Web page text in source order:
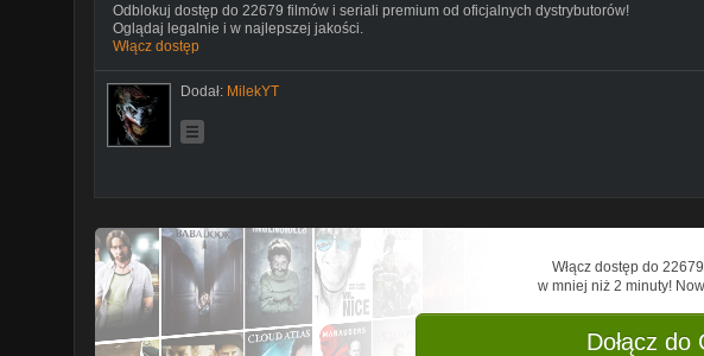
Odblokuj dostęp do 22679 filmów i seriali premium od oficjalnych dystrybutorów!
Oglądaj legalnie i w najlepszej jakości.
Włącz dostęp
Dodał: MilekYT
Włącz dostęp do
w mniej niż 2 minuty!
Dołącz do